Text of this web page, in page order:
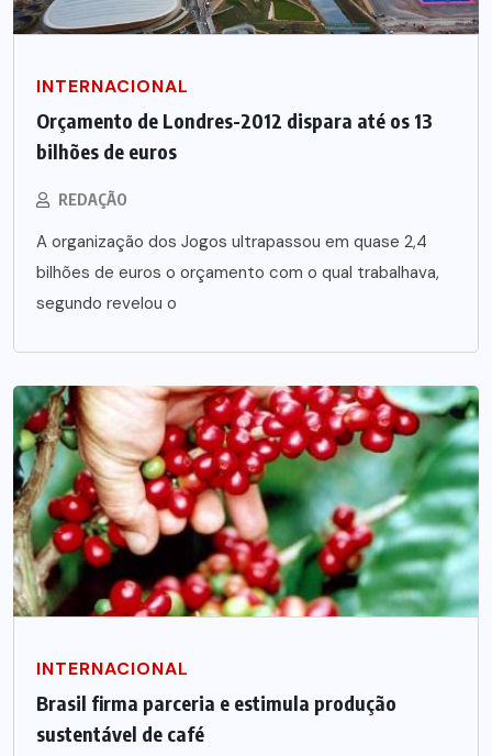
INTERNACIONAL
Orçamento de Londres-2012 dispara até os 13
bilhões de euros
REDAÇÃO
A organização dos Jogos ultrapassou em quase 2,4
bilhões de euros o orçamento com o qual trabalhava,
segundo revelou o
INTERNACIONAL
Brasil firma parceria e estimula produção
sustentável de café